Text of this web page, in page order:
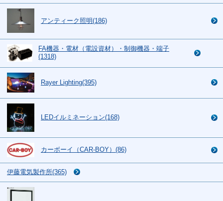
アンティーク照明(186)
FA機器・電材（電設資材）・制御機器・端子
(1318)
Rayer Lighting(395)
LEDイルミネーション(168)
カーボーイ（CAR-BOY）(86)
伊藤電気製作所(365)